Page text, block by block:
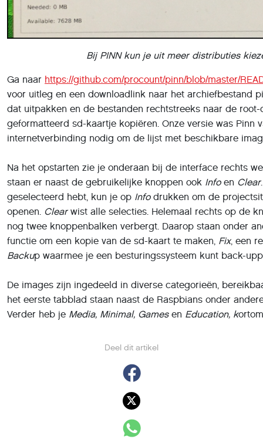
Deel dit artikel
Bij PINN kun je uit meer distributies
Ga naar https://github.com/procount/pinn/blob/master/
voor uitleg en een downloadlink naar het archiefbestand
dat uitpakken en de bestanden rechtstreeks naar de root-
geformatteerd sd-kaartje kopiëren. Onze versie was Pinn
internetverbinding nodig om de lijst met beschikbare
Na het opstarten zie je onderaan bij de interface rechts
staan er naast de gebruikelijke knoppen ook Infoen Clear
geselecteerd hebt, kun je op Infodrukken om de
openen. Clearwist alle selecties. Helemaal rechts op de
nog twee knoppenbalken verbergt. Daarop staan onder
functie om een kopie van de sd-kaart te maken, Fix, een
Backup waarmee je een besturingssysteem kunt back-
De images zijn ingedeeld in diverse categorieën,
het eerste tabblad staan naast de Raspbians onder
Verder heb je Media, Minimal, Games en Education, k